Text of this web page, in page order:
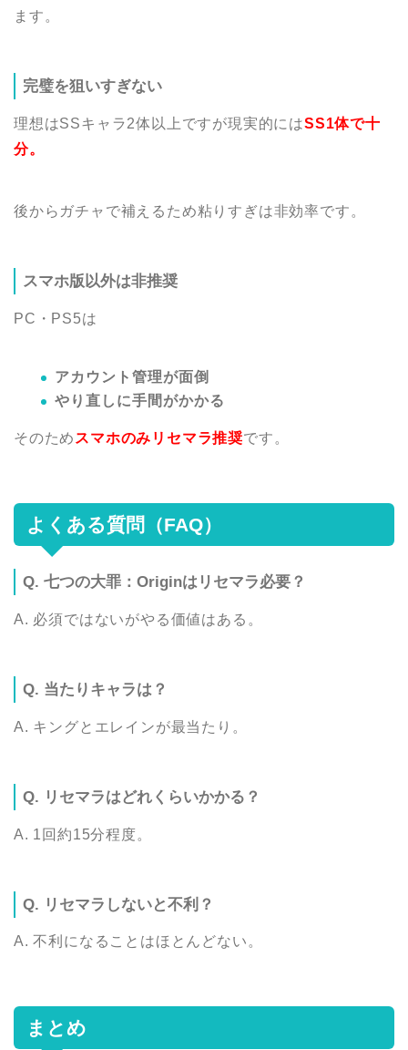
ます。
完璧を狙いすぎない
理想はSSキャラ2体以上ですが現実的にはSS1体で十
分。
後からガチャで補えるため粘りすぎは非効率です。
スマホ版以外は非推奨
PC・PS5は
アカウント管理が面倒
やり直しに手間がかかる
そのため スマホのみリセマラ推奨です。
よくある質問（FAQ）
Q. 七つの大罪：Originはリセマラ必要？
A. 必須ではないがやる価値はある。
Q. 当たりキャラは？
A. キングとエレインが最当たり。
Q. リセマラはどれくらいかかる？
A. 1回約15分程度。
Q. リセマラしないと不利？
A. 不利になることはほとんどない。
まとめ